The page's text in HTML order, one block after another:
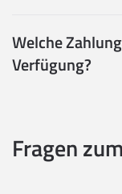
Welche
Verfügung?
Fragen